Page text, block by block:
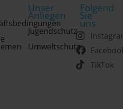
Unser
Anliegen
Jugendschutz
Umweltschutz
Folgend
Sie
uns
TikTok